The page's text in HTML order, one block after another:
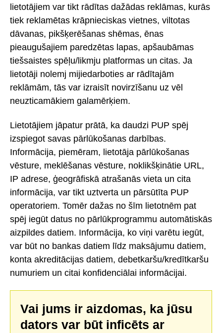
lietotājiem var tikt rādītas dažādas reklāmas, kurās
tiek reklamētas krāpnieciskas vietnes, viltotas
dāvanas, pikšķerēšanas shēmas, ēnas
pieaugušajiem paredzētas lapas, apšaubāmas
tiešsaistes spēļu/likmju platformas un citas. Ja
lietotāji nolemj mijiedarboties ar rādītajām
reklāmām, tās var izraisīt novirzīšanu uz vēl
neuzticamākiem galamērķiem.
Lietotājiem jāpatur prātā, ka daudzi PUP spēj
izspiegot savas pārlūkošanas darbības.
Informācija, piemēram, lietotāja pārlūkošanas
vēsture, meklēšanas vēsture, noklikšķinātie URL,
IP adrese, ģeogrāfiskā atrašanās vieta un cita
informācija, var tikt uztverta un pārsūtīta PUP
operatoriem. Tomēr dažas no šīm lietotnēm pat
spēj iegūt datus no pārlūkprogrammu automātiskās
aizpildes datiem. Informācija, ko viņi varētu iegūt,
var būt no bankas datiem līdz maksājumu datiem,
konta akreditācijas datiem, debetkaršu/kredītkaršu
numuriem un citai konfidenciālai informācijai.
Vai jums ir aizdomas, ka jūsu
dators var būt inficēts ar